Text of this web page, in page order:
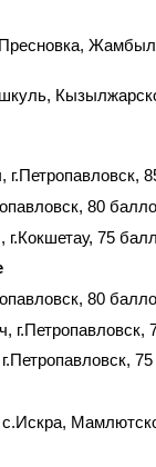
80
75
80
г.Петропавловск,